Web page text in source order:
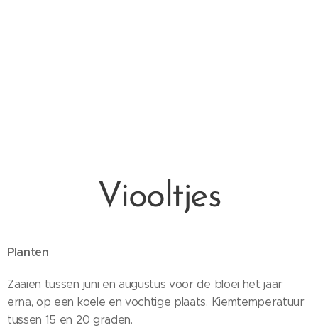
Viooltjes
Planten
Zaaien tussen juni en augustus voor de bloei het jaar
erna, op een koele en vochtige plaats. Kiemtemperatuur
tussen 15 en 20 graden.